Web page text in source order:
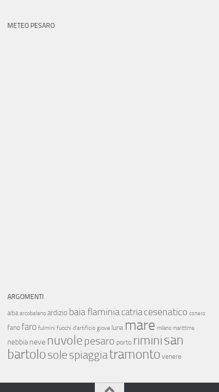
METEO PESARO
ARGOMENTI
alba arcobaleno ardizio baia flaminiacatriacesenatico conero
fanofaro fulmini fuochi d'artificio giove luna mare milano marittima
nebbia neve nuvolepesaro porto riminisan
bartolosolespiaggiatramonto venere